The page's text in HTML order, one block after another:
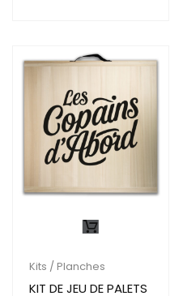
Kits / Planches
KIT DE JEU DE PALETS